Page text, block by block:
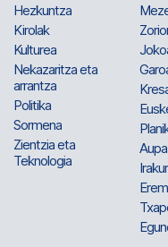
Hezkuntza
Kirolak
Kulturea
Nekazaritza eta
arrantza
Politika
Sormena
Zientzia eta
Teknologia